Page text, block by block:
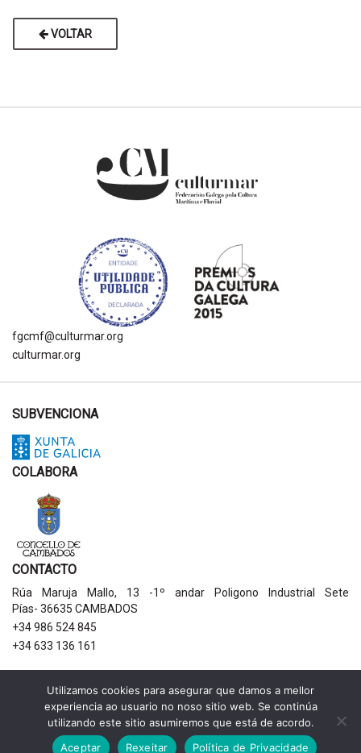
VOLTAR
fgcmf@culturmar.org
culturmar.org
SUBVENCIONA
COLABORA
CONTACTO
Rúa Maruja Mallo, 13 -1º andar Poligono Industrial Sete
Pías- 36635 CAMBADOS
+34 986 524 845
+34 633 136 161
AVISOS LEGAIS
Política de privacidade
Aviso legal
Política de cookies
Utilizamos cookies para asegurar que damos a mellor
experiencia ao usuario no noso sitio web. Se continúa
utilizando este sitio asumiremos que está de acordo.
Aceptar
Rexeitar Política de Privacidade